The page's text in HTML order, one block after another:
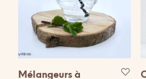
Mélangeurs à